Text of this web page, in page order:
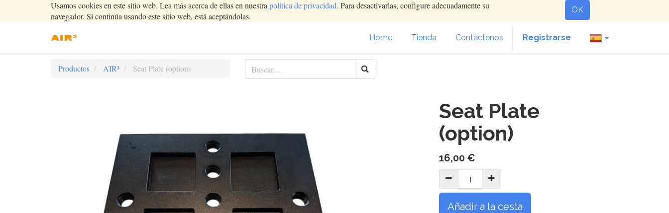
Usamos cookies en este sitio web. Lea más acerca de ellas en nuestra política de privacidad. Para desactivarlas, configure adecuadamente su
navegador. Si continúa usando este sitio web, está aceptándolas.
OK
Home Tienda Contáctenos Registrarse
Productos AIR³ Seat Plate (option)
Seat Plate
(option)
16,00 €
Añadir a la cesta